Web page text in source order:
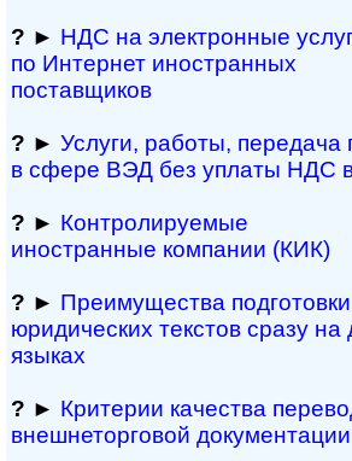
? ► НДС на электронные
по Интернет иностранных
поставщиков
? ► Услуги, работы, пе­ре­да­ча
в сфере ВЭД без уплаты НДС
? ► Контролируемые
иностранные компании (КИК)
? ► Преимущества под­гото­вки
юри­ди­чес­ких тек­с­тов сразу на
языках
? ► Критерии качества
внешне­тор­го­вой документации